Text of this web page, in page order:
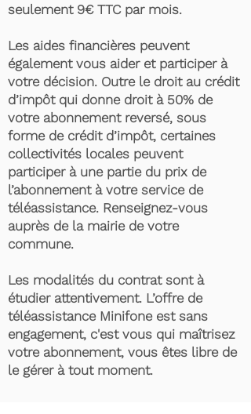
seulement 9€ TTC par mois.
Les aides financières peuvent
également vous aider et participer à
votre décision. Outre le droit au crédit
d’impôt qui donne droit à 50% de
votre abonnement reversé, sous
forme de crédit d’impôt, certaines
collectivités locales peuvent
participer à une partie du prix de
l’abonnement à votre service de
téléassistance. Renseignez-vous
auprès de la mairie de votre
commune.
Les modalités du contrat sont à
étudier attentivement. L’offre de
téléassistance Minifone est sans
engagement, c'est vous qui maîtrisez
votre abonnement, vous êtes libre de
le gérer à tout moment.